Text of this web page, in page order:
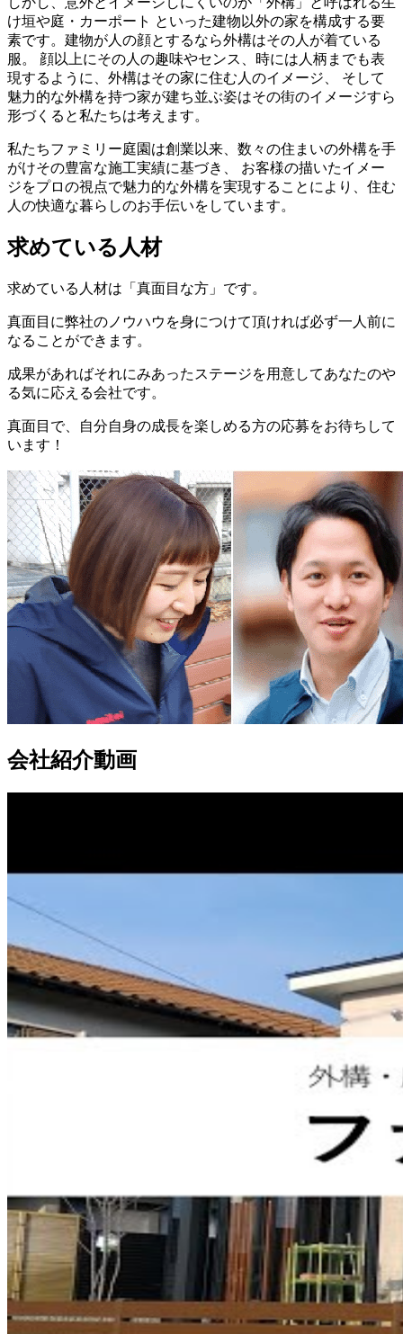
け垣や庭・カーポート といった建物以外の家を構成する要
素です。建物が人の顔とするなら外構はその人が着ている
服。 顔以上にその人の趣味やセンス、時には人柄までも表
現するように、外構はその家に住む人のイメージ、 そして
魅力的な外構を持つ家が建ち並ぶ姿はその街のイメージすら
形づくると私たちは考えます。
私たちファミリー庭園は創業以来、数々の住まいの外構を手
がけその豊富な施工実績に基づき、 お客様の描いたイメー
ジをプロの視点で魅力的な外構を実現することにより、住む
人の快適な暮らしのお手伝いをしています。
求めている人材
求めている人材は「真面目な方」です。
真面目に弊社のノウハウを身につけて頂ければ必ず一人前に
なることができます。
成果があればそれにみあったステージを用意してあなたのや
る気に応える会社です。
真面目で、自分自身の成長を楽しめる方の応募をお待ちして
います！
会社紹介動画